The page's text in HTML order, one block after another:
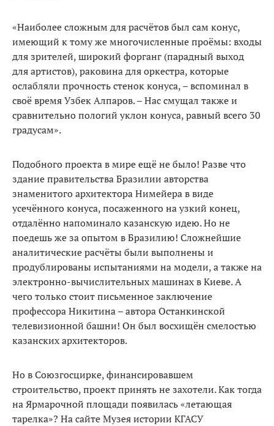
«Наиболее сложным для рас­чётов был сам конус,
имеющий к тому же многочисленные проёмы: входы
для зрителей, широкий форганг (парадный выход
для артистов), раковина для оркестра, которые
ослабля­ли прочность стенок конуса, – вспоминал в
своё время Узбек Алпаров. – Нас смущал также и
сравнительно пологий уклон конуса, равный всего 30
граду­сам».
Подобного проекта в мире ещё не было! Разве что
здание правительства Бразилии автор­ства
знаменитого архитектора Нимейера в виде
усечённого ко­нуса, посаженного на узкий конец,
отдалённо напоминало казанскую идею. Но не
поедешь же за опы­том в Бразилию! Сложнейшие
аналитические расчёты были выполнены и
продублированы испытаниями на модели, а также на
электронно-вычислительных машинах в Киеве. А
чего только стоит письменное заключение
профессора Никитина – автора Останкинской
телевизионной башни! Он был восхищён сме­лостью
казанских архитекторов.
Но в Союзгосцирке, финанси­ровавшем
строительство, проект принять не захотели. Как тогда
на Ярмарочной площади по­явилась «летающая
тарелка»? На сайте Музея истории КГАСУ